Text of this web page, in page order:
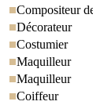
Compositeur
Décorateur
Costumier
Maquilleur
Maquilleur
Coiffeur